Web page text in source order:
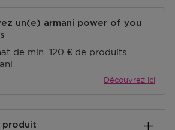
un(e) armani power of you
de min. 120 € de produits
Découvrez ici
produit